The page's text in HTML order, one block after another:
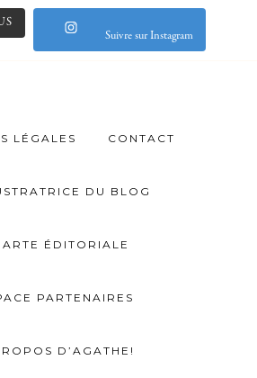
Suivre sur Instagram
LÉGALES CONTACT
DU BLOG
ÉDITORIALE
PARTENAIRES
D’AGATHE!